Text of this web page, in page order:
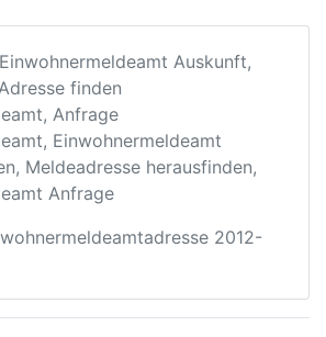
Auskunft,
finden
Anfrage
Einwohnermeldeamt
Meldeadresse herausfinden,
Anfrage
2012-